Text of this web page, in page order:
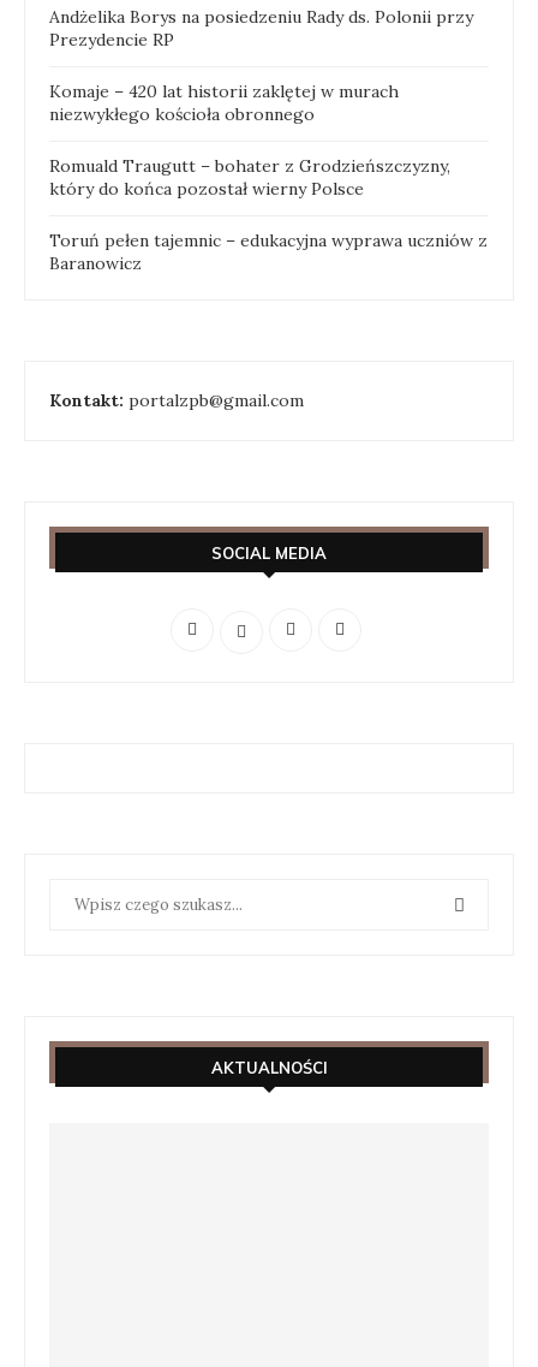
Andżelika Borys na posiedzeniu Rady ds. Polonii przy
Prezydencie RP
Komaje – 420 lat historii zaklętej w murach
niezwykłego kościoła obronnego
Romuald Traugutt – bohater z Grodzieńszczyzny,
który do końca pozostał wierny Polsce
Toruń pełen tajemnic – edukacyjna wyprawa uczniów z
Baranowicz
Kontakt: portalzpb@gmail.com
SOCIAL MEDIA
AKTUALNOŚCI